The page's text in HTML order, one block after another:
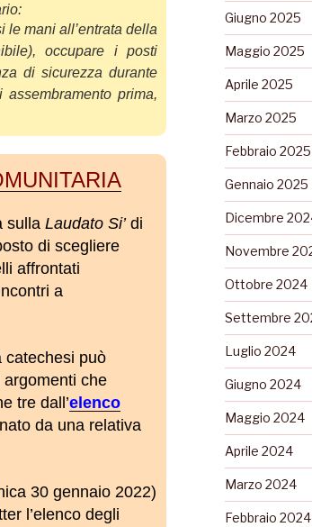
le mani all’entrata della
),occupare i posti
disicurezza durante
assembramento prima,
sulla Laudato Si’di
di scegliere
affrontati
a
catechesi può
argomenti che
tre dall’elenco
da una relativa
30 gennaio 2022)
l’elenco degli
Giugno 2025
Maggio 2025
Aprile 2025
Marzo 2025
Febbraio 2025
Gennaio 2025
Dicembre
Novembre
Ottobre 2024
Settembre
Luglio 2024
Giugno 2024
Maggio 2024
Aprile 2024
Marzo 2024
Febbraio 2024